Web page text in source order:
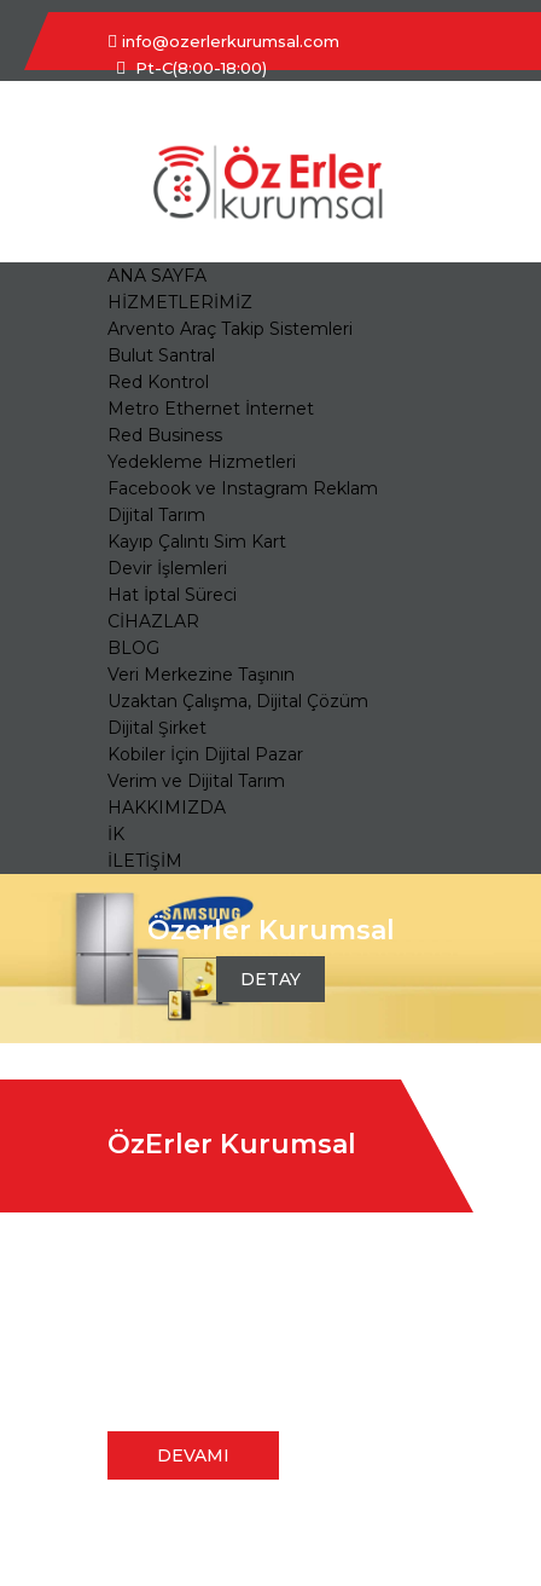
info@ozerlerkurumsal.com
Pt-C(8:00-18:00)
ANA SAYFA
HİZMETLERİMİZ
Arvento Araç Takip Sistemleri
Bulut Santral
Red Kontrol
Metro Ethernet İnternet
Red Business
Yedekleme Hizmetleri
Facebook ve Instagram Reklam
Dijital Tarım
Kayıp Çalıntı Sim Kart
Devir İşlemleri
Hat İptal Süreci
CİHAZLAR
BLOG
Veri Merkezine Taşının
Uzaktan Çalışma, Dijital Çözüm
Dijital Şirket
Kobiler İçin Dijital Pazar
Verim ve Dijital Tarım
HAKKIMIZDA
İK
İLETİŞİM
Özerler Kurumsal
DETAY
ÖzErler Kurumsal
DEVAMI